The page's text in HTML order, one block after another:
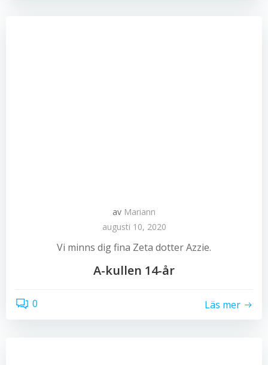
av Mariann
augusti 10, 2020
Vi minns dig fina Zeta dotter Azzie.
A-kullen 14-år
0 Läs mer